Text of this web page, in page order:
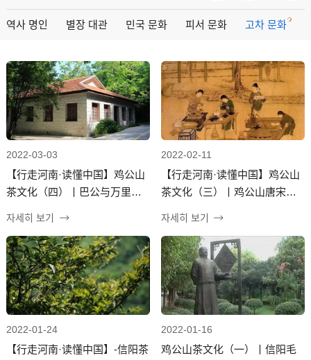
역사 명인 별장 대관 민국 문화 피서 문화 고차 문화
2022-03-03
【行走河南·读懂中国】鸡公山
茶文化（四）丨巴公与万里茶
자세히 보기
2022-02-11
【行走河南·读懂中国】鸡公山
茶文化（三）丨鸡公山唐宋遗
자세히 보기
2022-01-24
【行走河南·读懂中国】-信阳茶
2022-01-16
鸡公山茶文化（一）丨信阳毛